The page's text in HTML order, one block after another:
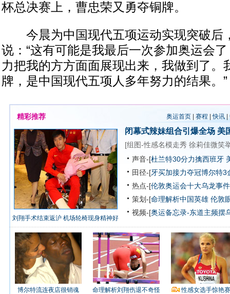
杯总决赛上，曹忠荣又勇夺铜牌。
今晨为中国现代五项运动实现突破后
说：“这有可能是我最后一次参加奥运会
力把我的方方面面展现出来，我做到了。
牌，是中国现代五项人多年努力的结果。”
精彩推荐 奥运首页| 赛程 |快讯|
刘翔手术结束返沪 机场轮椅现身精神好
闭幕式辣妹组合引爆全场 美
[组图-性感名模走秀 徐莉佳微笑
声音-[杜兰特30分力擒西班牙
田径-[牙买加接力夺冠博尔特3
热点-[伦敦奥运会十大乌龙事件
策划-[命理解析中国英雄 伦敦
视频-[奥运备忘录-东道主频摆
博尔特流连夜店很销魂 命理解析刘翔伤退不奇怪 性感女选手惊艳